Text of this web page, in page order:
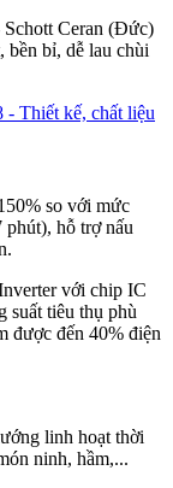
Ceran (Đức)
bền bỉ, dễ lau chùi
so với mức
phút), hỗ trợ nấu
với chip IC
suất tiêu thụ phù
được đến 40% điện
linh hoạt thời
ninh, hầm,...